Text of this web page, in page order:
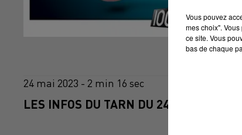
24 mai 2023 - 2 min 16 sec
LES INFOS DU TARN DU 24/05/2023 À
Vous pouvez
mes choix".
ce site. Vous
bas de chaque